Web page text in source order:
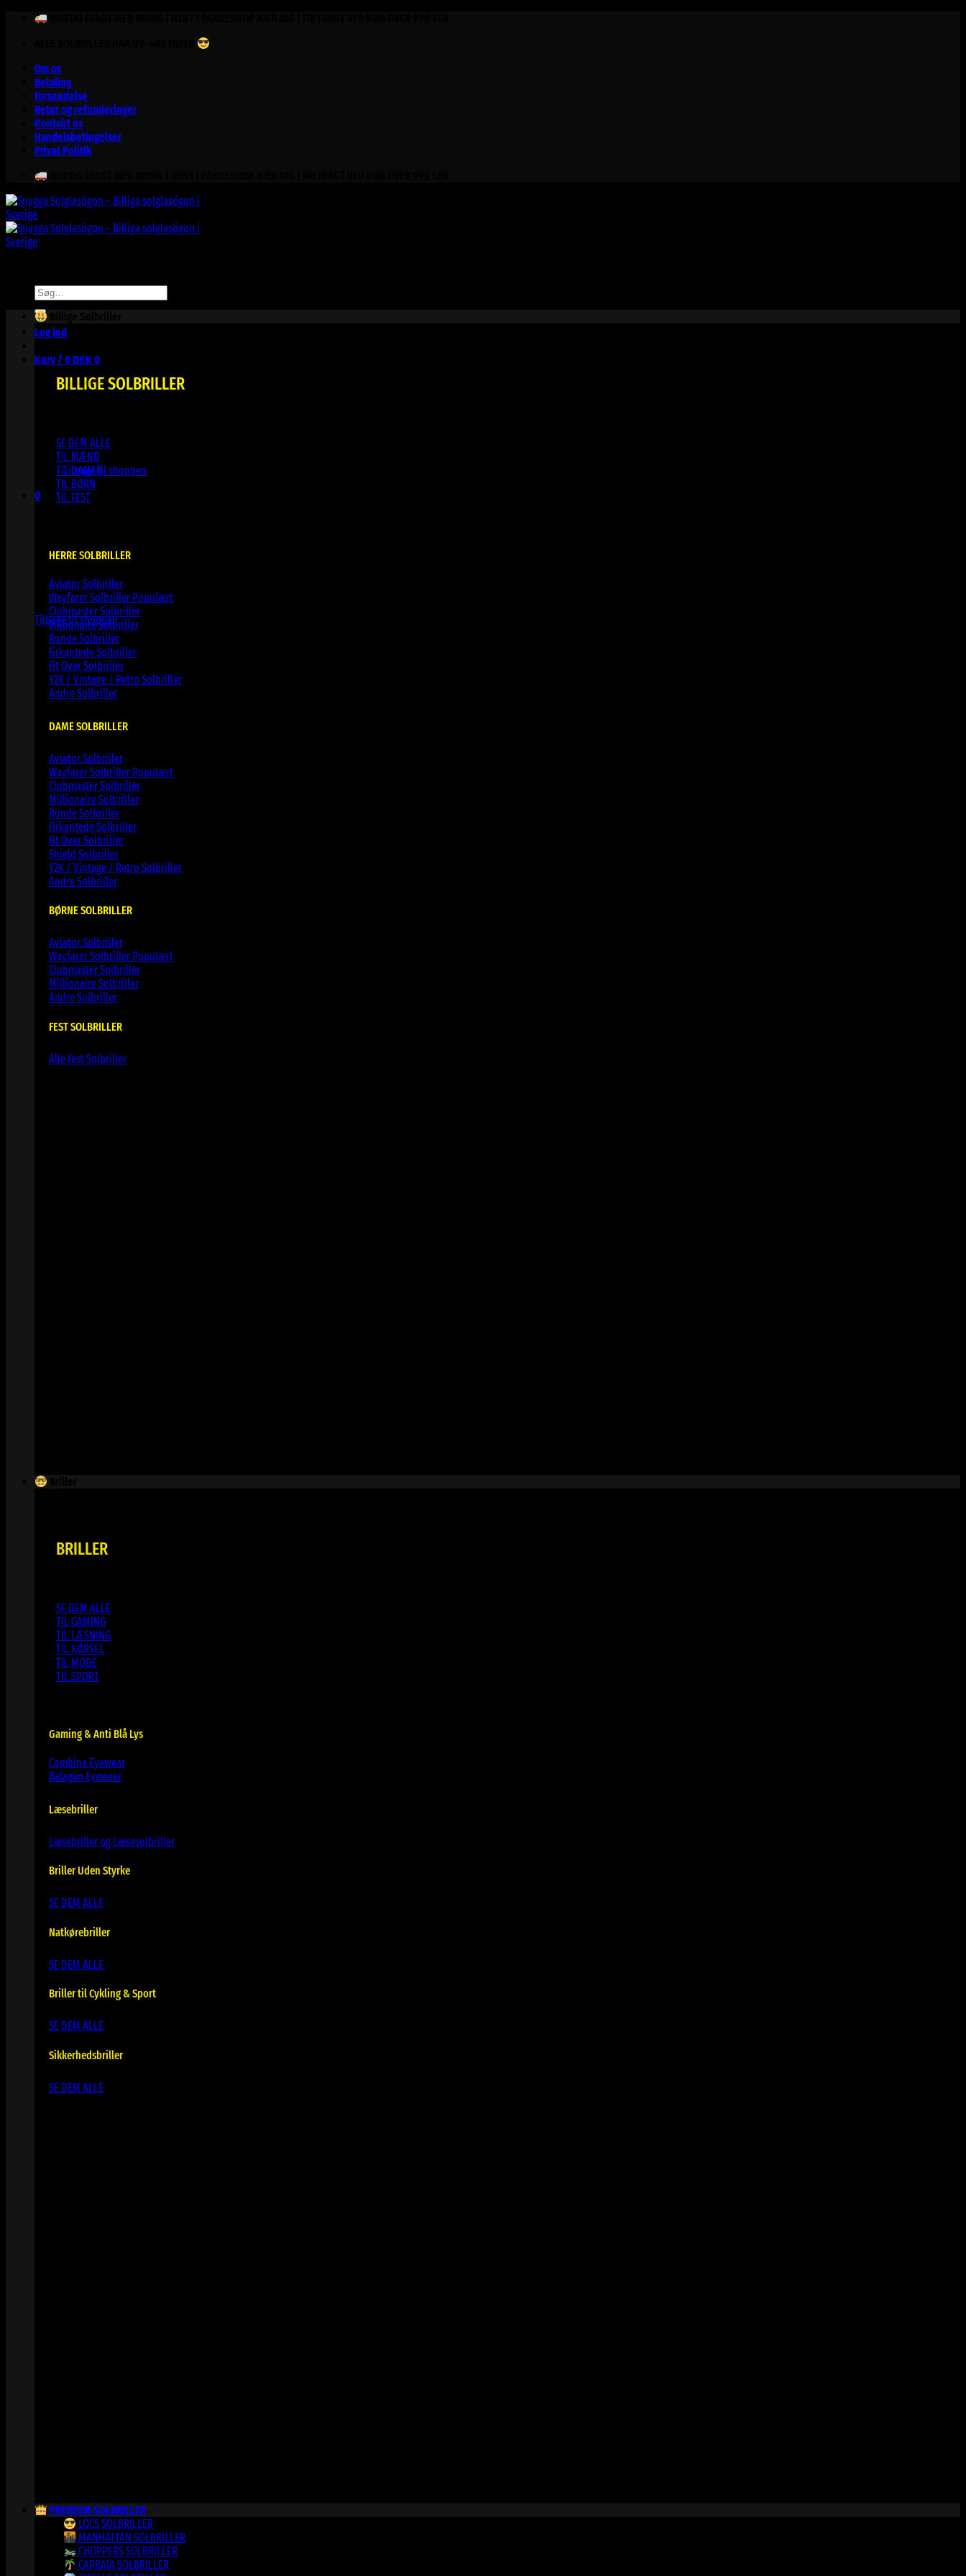
Fortsæt
Om os
Betaling
Forsendelse
Retur og refunderinger
Kontakt os
Handelsbetingelser
Privat Politik
Søg
efter:
Log ind
Kurv / 0DKK0
Ingen varer i kurven.
Tilbage til shoppen
0
Ingen varer i kurven.
Tilbage til shoppen
BILLIGE SOLBRILLER
SE DEM ALLE
TIL MÆND
TIL DAMER
TIL BØRN
TIL FEST
HERRE SOLBRILLER
Aviator Solbriller
Wayfarer Solbriller
Clubmaster Solbriller
Millionaire Solbriller
Runde Solbriller
Firkantede Solbriller
Fit Over Solbriller
Y2K / Vintage / Retro Solbriller
Andre Solbriller
DAME SOLBRILLER
Aviator Solbriller
Wayfarer Solbriller
Clubmaster Solbriller
Millionaire Solbriller
Runde Solbriller
Firkantede Solbriller
Fit Over Solbriller
Shield Solbriller
Y2K / Vintage / Retro Solbriller
Andre Solbriller
BØRNE SOLBRILLER
Aviator Solbriller
Wayfarer Solbriller
Clubmaster Solbriller
Millionaire Solbriller
Andre Solbriller
FEST SOLBRILLER
Alle Fest Solbriller
BRILLER
SE DEM ALLE
TIL GAMING
TIL LÆSNING
TIL KØRSEL
TIL MODE
TIL SPORT
Gaming & Anti Blå Lys
Combina Eyewear
Balagan Eyewear
Læsebriller
Læsebriller og Læsesolbriller
Briller Uden Styrke
SE DEM ALLE
Natkørebriller
SE DEM ALLE
Briller til Cykling & Sport
SE DEM ALLE
Sikkerhedsbriller
SE DEM ALLE
PREMIUM SOLBRILLER
LOCS SOLBRILLER
MANHATTAN SOLBRILLER
CHOPPERS SOLBRILLER
CAPRAIA SOLBRILLER